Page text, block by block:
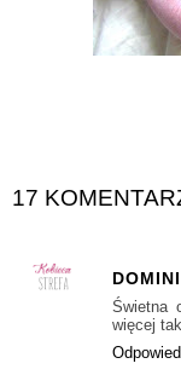
17
Świetna
więcej